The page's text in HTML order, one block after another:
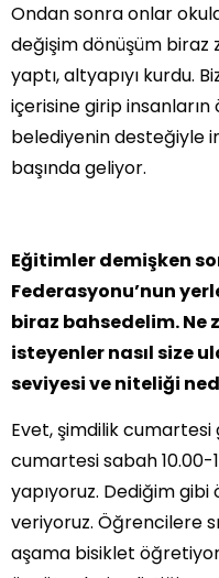
Ondan sonra onlar
değişim dönüşüm biraz
yaptı, altyapıyı kurdu.
içerisine girip
belediyenin desteğiyle
başında geliyor.
Eğitimler demişken
Federasyonu’nun
biraz bahsedelim. Ne
isteyenler nasıl size
seviyesi ve niteliği
Evet, şimdilik
cumartesi sabah 10.00-
yapıyoruz. Dediğim
veriyoruz. Öğrencilere
aşama bisiklet